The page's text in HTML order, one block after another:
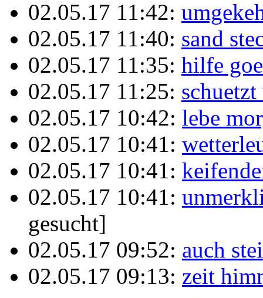
02.05.17 11:42:
02.05.17 11:40: sand
02.05.17 11:35: hilfe
02.05.17 11:25:
02.05.17 10:42: lebe
02.05.17 10:41:
02.05.17 10:41:
02.05.17 10:41:
gesucht]
02.05.17 09:52: auch
02.05.17 09:13: zeit